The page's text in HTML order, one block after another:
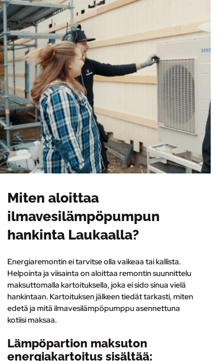
Miten aloittaa
ilmavesilämpöpumpun
hankinta Laukaalla?
Energiaremontin ei tarvitse olla vaikeaa tai kallista.
Helpointa ja viisainta onaloittaa remontin suunnittelu
maksuttomalla kartoituksella, joka ei sido sinua vielä
hankintaan. Kartoituksen jälkeen tiedät tarkasti, miten
edetä ja mitä ilmavesilämpöpumppu asennettuna
kotiisi maksaa.
Lämpöpartion maksuton
energiakartoitus sisältää: